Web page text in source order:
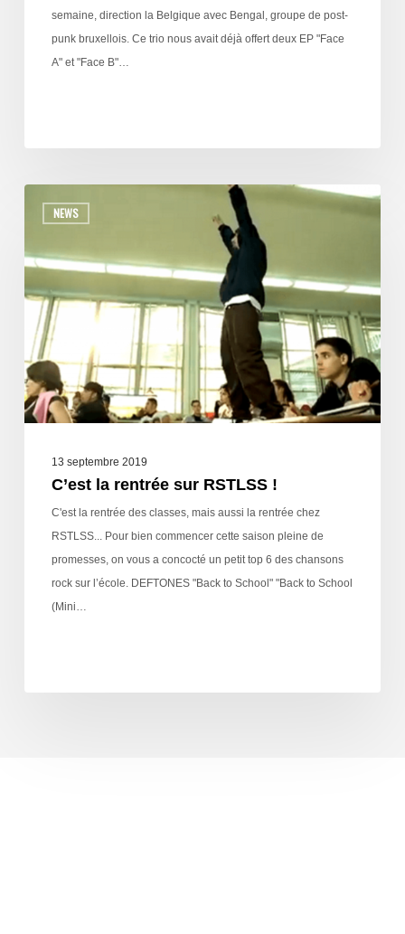
semaine, direction la Belgique avec Bengal, groupe de post-
punk bruxellois. Ce trio nous avait déjà offert deux EP "Face
A" et "Face B"…
NEWS
13 septembre 2019
C’est la rentrée sur RSTLSS !
C'est la rentrée des classes, mais aussi la rentrée chez
RSTLSS... Pour bien commencer cette saison pleine de
promesses, on vous a concocté un petit top 6 des chansons
rock sur l’école. DEFTONES "Back to School" "Back to School
(Mini…